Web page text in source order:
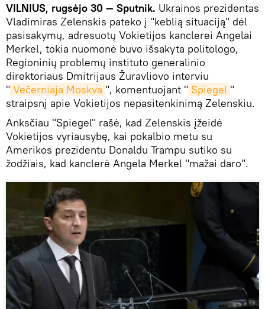
VILNIUS, rugsėjo 30 — Sputnik. Ukrainos prezidentas
Vladimiras Zelenskis pateko į "keblią situaciją" dėl
pasisakymų, adresuotų Vokietijos kanclerei Angelai
Merkel, tokia nuomonė buvo išsakyta politologo,
Regioninių problemų instituto generalinio
direktoriaus Dmitrijaus Žuravliovo interviu
" Večerniaja Moskva ", komentuojant " Spiegel "
straipsnį apie Vokietijos nepasitenkinimą Zelenskiu.
Anksčiau "Spiegel" rašė, kad Zelenskis įžeidė
Vokietijos vyriausybę, kai pokalbio metu su
Amerikos prezidentu Donaldu Trampu sutiko su
žodžiais, kad kanclerė Angela Merkel "mažai daro".